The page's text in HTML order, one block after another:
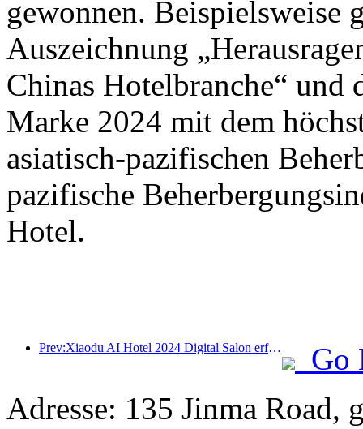
gewonnen. Beispielsweise
Auszeichnung
Chinas Hotelbranche“
Marke 2024 mit dem
asiatisch-pazifischen
pazifische
Hotel.
Prev:Xiaodu AI Hotel 2024 Digital Salon erfolgreich abgeschlossen! Beschleunigen Sie die Rekonstruktion des zukünftigen Hotelerlebnisses
Go
Adresse: 135 Jinma Road,